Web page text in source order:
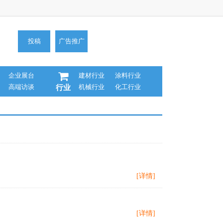
投稿 广告推广
企业展台
高端访谈
行业
建材行业
涂料行业
机械行业
化工行业
[详情]
[详情]